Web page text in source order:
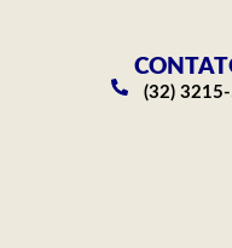
(32)